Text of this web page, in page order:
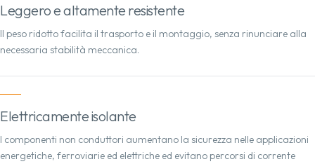
Leggero e altamente resistente
Il peso ridotto facilita il trasporto e il montaggio, senza rinunciare alla
necessaria stabilità meccanica.
Elettricamente isolante
I componenti non conduttori aumentano la sicurezza nelle applicazioni
energetiche, ferroviarie ed elettriche ed evitano percorsi di corrente